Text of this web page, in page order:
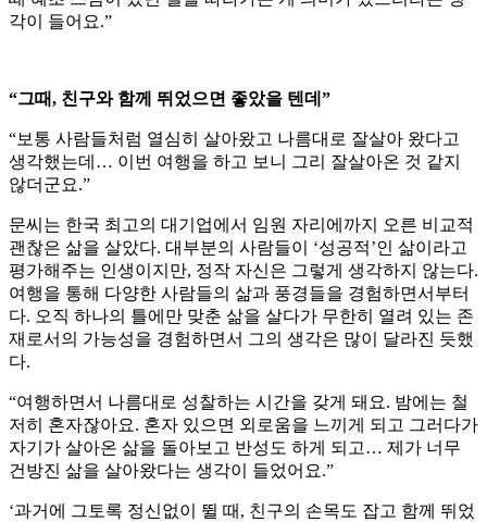
각이 들어요.”
“그때, 친구와 함께 뛰었으면 좋았을 텐데”
“보통 사람들처럼 열심히 살아왔고 나름대로 잘살아 왔다고
생각했는데… 이번 여행을 하고 보니 그리 잘살아온 것 같지
않더군요.”
문씨는 한국 최고의 대기업에서 임원 자리에까지 오른 비교적
괜찮은 삶을 살았다. 대부분의 사람들이 ‘성공적’인 삶이라고
평가해주는 인생이지만, 정작 자신은 그렇게 생각하지 않는다.
여행을 통해 다양한 사람들의 삶과 풍경들을 경험하면서부터
다. 오직 하나의 틀에만 맞춘 삶을 살다가 무한히 열려 있는 존
재로서의 가능성을 경험하면서 그의 생각은 많이 달라진 듯했
다.
“여행하면서 나름대로 성찰하는 시간을 갖게 돼요. 밤에는 철
저히 혼자잖아요. 혼자 있으면 외로움을 느끼게 되고 그러다가
자기가 살아온 삶을 돌아보고 반성도 하게 되고… 제가 너무
건방진 삶을 살아왔다는 생각이 들었어요.”
‘과거에 그토록 정신없이 뛸 때, 친구의 손목도 잡고 함께 뛰었